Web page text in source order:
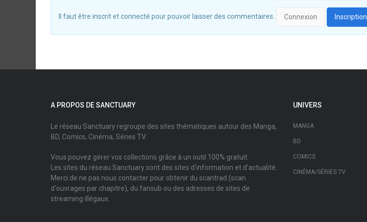
Il faut être inscrit et connecté pour pouvoir laisser des commentaires. Connexion Inscription
A PROPOS DE SANCTUARY
Le réseau Sanctuary regroupe des sites thématiques autour des Manga,
BD, Comics, Cinéma, Séries TV.
Vous pouvez gérer vos collections grâce à un outil 100% gratuit.
Les sites du réseau Sanctuary sont des sites d'information et d'actualité.
Merci de ne pas nous contacter pour obtenir du scantrad (scan
d'ouvrages par chapitre), du fansub ou des adresses de sites de
streaming illégaux.
UNIVERS
MANGA
BD
COMICS
CINÉMA/SÉRIES TV